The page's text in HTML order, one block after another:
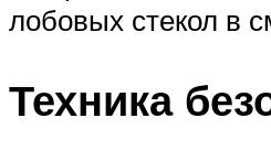
лобовых стекол в
Техника